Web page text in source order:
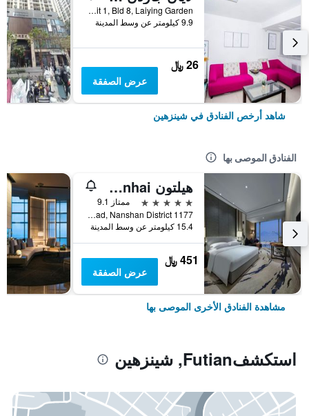
Rm 702, Unit 1, Bld 8, Laiying Garden, شينزهين, الصين
9.9 كيلومتر عن وسط المدينة
26 ﷼
عرض الصفقة
شاهد أرخص الفنادق في شينزهين
الفنادق الموصى بها
هيلتون Shenzhen Shekou Nanhai
5 نجوم
ممتاز 9.1
1177 Wanghai Road, Nanshan District, شينزهين, الصين
15.4 كيلومتر عن وسط المدينة
451 ﷼
عرض الصفقة
مشاهدة الفنادق الأخرى الموصى بها
استكشفFutian, شينزهين